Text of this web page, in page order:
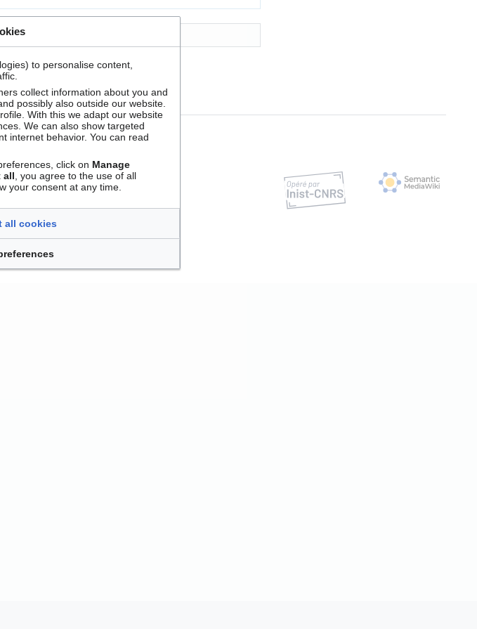
preferences
to personalise content,
collect information about you and
possibly also outside our website.
With this we adapt our website
We can also show targeted
internet behavior. You can read
click on Manage
all , you agree to the use of all
your consent at any time.
all cookies